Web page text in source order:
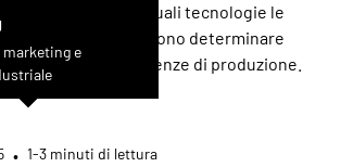
sbavatrici, quali tecnologie le
i produttori possono determinare
alle loro esigenze di produzione.
e
• 1-3 minuti di lettura